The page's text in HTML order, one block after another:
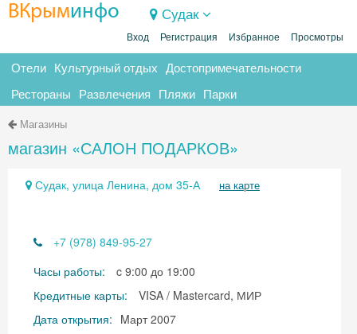
ВКрыминфо Судак
Вход Регистрация Избранное Просмотры
Отели Культурный отдых Достопримечательности
Рестораны Развлечения Пляжи Парки
Магазины
магазин «САЛОН ПОДАРКОВ»
Судак, улица Ленина, дом 35-А на карте
+7 (978) 849-95-27
Часы работы:
c 9:00 до 19:00
Кредитные карты:
VISA / Mastercard, МИР
Дата открытия: Mарт 2007